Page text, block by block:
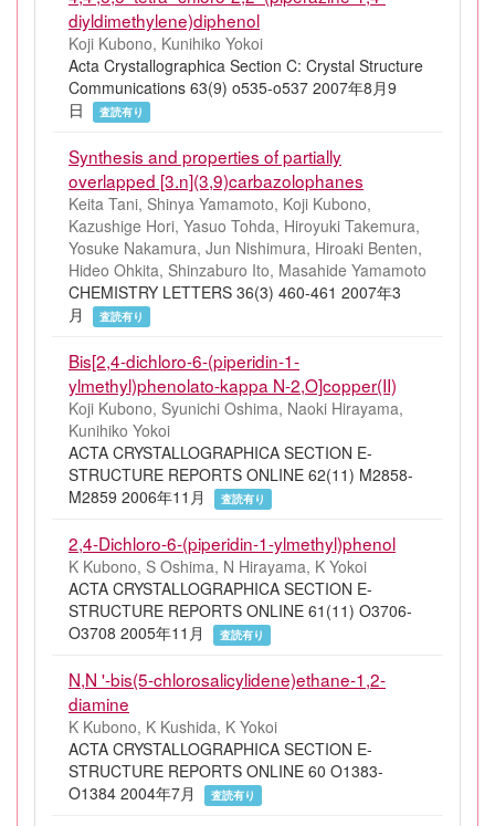
diyldimethylene)diphenol
Koji Kubono, Kunihiko Yokoi
Acta Crystallographica Section C: Crystal Structure
Communications 63(9) o535-o537 2007年8月9
日
査読有り
Synthesis and properties of partially
overlapped [3.n](3,9)carbazolophanes
Keita Tani, Shinya Yamamoto, Koji Kubono,
Kazushige Hori, Yasuo Tohda, Hiroyuki Takemura,
Yosuke Nakamura, Jun Nishimura, Hiroaki Benten,
Hideo Ohkita, Shinzaburo Ito, Masahide Yamamoto
CHEMISTRY LETTERS 36(3) 460-461 2007年3
月
査読有り
Bis[2,4-dichloro-6-(piperidin-1-
ylmethyl)phenolato-kappa N-2,O]copper(II)
Koji Kubono, Syunichi Oshima, Naoki Hirayama,
Kunihiko Yokoi
ACTA CRYSTALLOGRAPHICA SECTION E-
STRUCTURE REPORTS ONLINE 62(11) M2858-
M2859 2006年11月
査読有り
2,4-Dichloro-6-(piperidin-1-ylmethyl)phenol
K Kubono, S Oshima, N Hirayama, K Yokoi
ACTA CRYSTALLOGRAPHICA SECTION E-
STRUCTURE REPORTS ONLINE 61(11) O3706-
O3708 2005年11月
査読有り
N,N '-bis(5-chlorosalicylidene)ethane-1,2-
diamine
K Kubono, K Kushida, K Yokoi
ACTA CRYSTALLOGRAPHICA SECTION E-
STRUCTURE REPORTS ONLINE 60 O1383-
O1384 2004年7月
査読有り